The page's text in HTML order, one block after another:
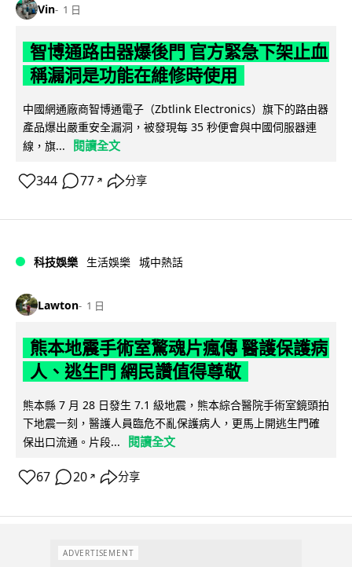
Vin 1 日
智博通路由器爆後門 官方緊急下架止血
稱漏洞是功能在維修時使用
中國網通廠商智博通電子（Zbtlink Electronics）旗下的路由器
產品爆出嚴重安全漏洞，被發現每 35 秒便會與中國伺服器連
線，旗...
閱讀全文
344 77 ↗ 分享
科技娛樂 生活娛樂 城中熱話
Lawton 1 日
熊本地震手術室驚魂片瘋傳 醫護保護病
人、逃生門 網民讚值得尊敬
熊本縣 7 月 28 日發生 7.1 級地震，熊本綜合醫院手術室鏡頭拍
下地震一刻，醫護人員臨危不亂保護病人，更馬上開逃生門確
保出口流通。片段...
閱讀全文
67 20 ↗ 分享
ADVERTISEMENT